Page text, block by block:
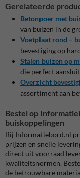
Gerelateerde
Betonpoer met
van buizen in de
Voetplaat rond –
bevestiging op
Stalen buizen op
die perfect
Overzicht
assortiment aan
Bestel op
buiskoppelingen
Bij Informatiebord.nl
prijzen en snelle
direct uit voorraad
kwaliteitsnormen.
de betrouwbare